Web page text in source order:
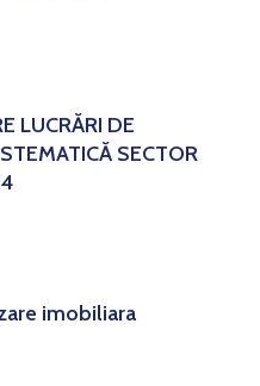
LUCRĂRI DE
SECTOR
imobiliara